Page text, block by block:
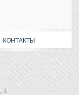
КОНТАКТЫ
1